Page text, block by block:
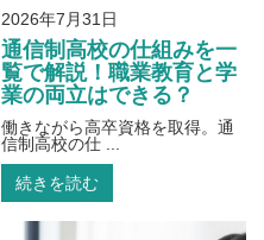
2026年7月31日
通信制高校の仕組みを一
覧で解説！職業教育と学
業の両立はできる？
働きながら高卒資格を取得。通
信制高校の仕 ...
続きを読む